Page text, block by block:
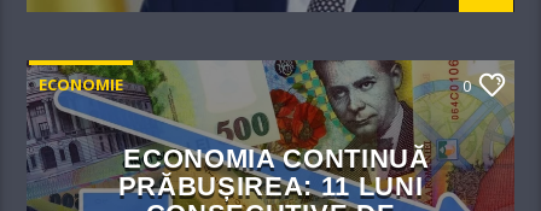
ECONOMIE 0
ECONOMIA CONTINUĂ
PRĂBUȘIREA: 11 LUNI